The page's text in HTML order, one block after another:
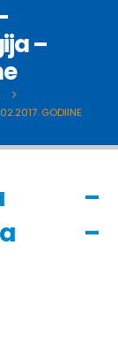
–
GODIINE
–
–